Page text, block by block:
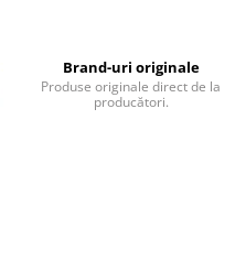
Brand-uri originale
Produse originale direct de la
producători.